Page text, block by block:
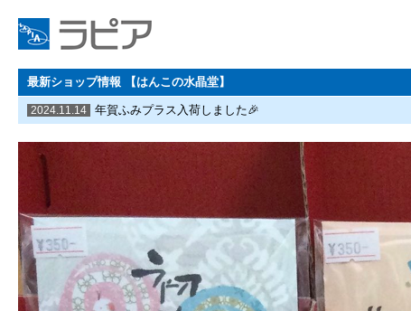
最新ショップ情報 【はんこの水晶堂】
2024.11.14 年賀ふみプラス入荷しました🎉